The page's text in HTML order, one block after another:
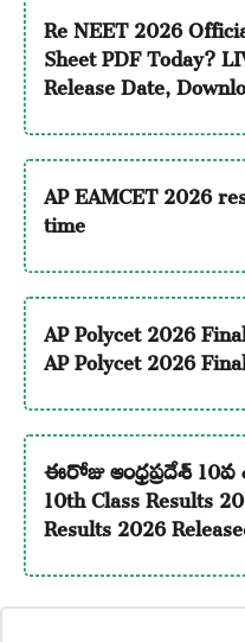
Re NEET 2026
Sheet PDF Today?
Release Date,
AP EAMCET 2026
time
AP Polycet 2026
AP Polycet 2026
ఈరోజు ఆంధ్రప్రదేశ్
10th Class Results
Results 2026